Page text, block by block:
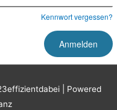
Kennwort vergessen?
| Powered